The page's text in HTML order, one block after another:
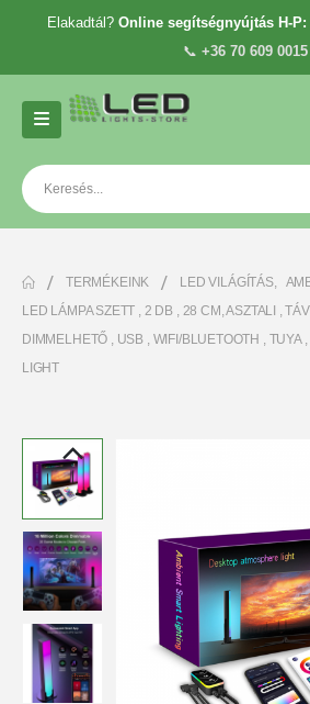
Elakadtál? Online segítségnyújtás H-P:
📞 +36 70 609 0015
TERMÉKEINK LED VILÁGÍTÁS,
LED LÁMPA SZETT , 2 DB , 28 CM, ASZTALI ,
DIMMELHETŐ , USB , WIFI/BLUETOOTH , TUYA
LIGHT